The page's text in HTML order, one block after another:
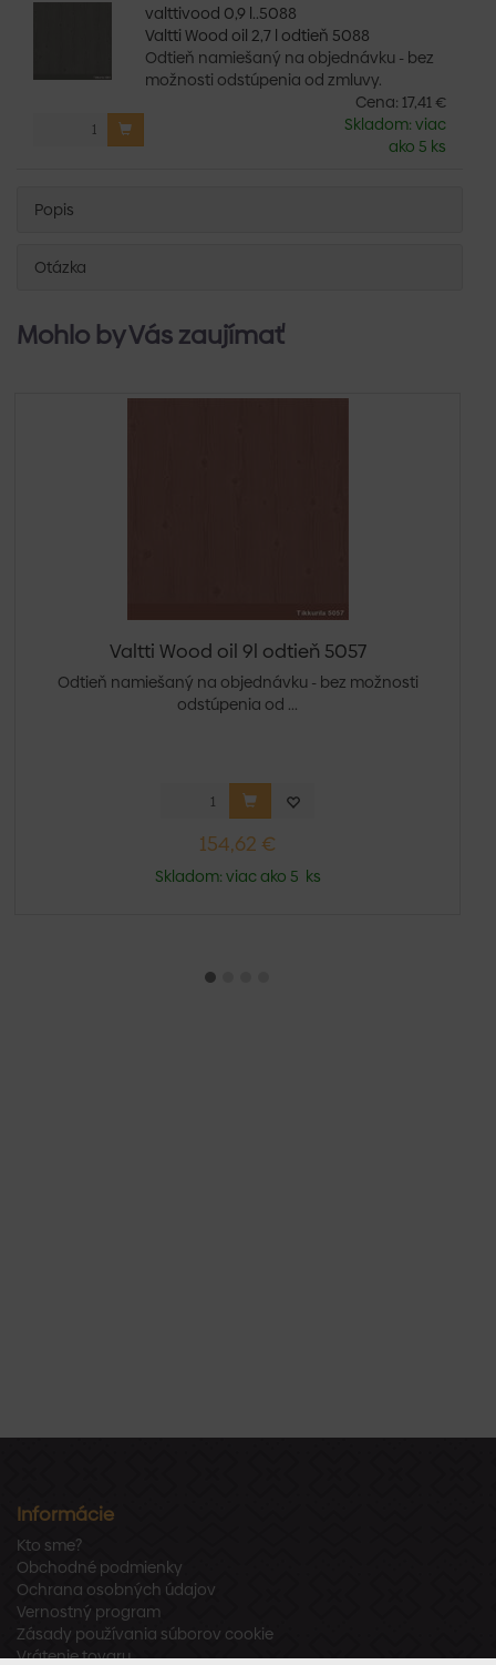
valttivood 0,9 l..5088
Valtti Wood oil 2,7 l odtieň 5088
Odtieň namiešaný na objednávku - bez
možnosti odstúpenia od zmluvy.
Cena: 17,41 €
Skladom: viac
ako 5 ks
Popis
Otázka
Mohlo by Vás zaujímať
Valtti Wood oil 9l odtieň 5057
Odtieň namiešaný na objednávku - bez možnosti
odstúpenia od ...
154,62 €
Skladom: viac ako 5 ks
Informácie
Kto sme?
Obchodné podmienky
Ochrana osobných údajov
Vernostný program
Zásady používania súborov cookie
Vrátenie tovaru